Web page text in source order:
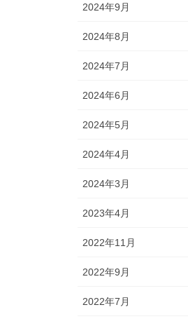
2024年9月
2024年8月
2024年7月
2024年6月
2024年5月
2024年4月
2024年3月
2023年4月
2022年11月
2022年9月
2022年7月